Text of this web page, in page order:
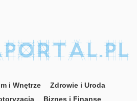
i Wnętrze
Zdrowie i Uroda
Biznes i Finanse